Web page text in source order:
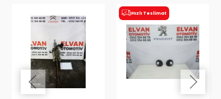
Hızlı Teslimat